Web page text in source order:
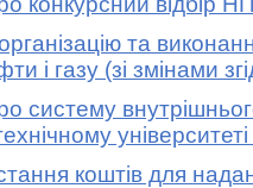
та
і газу (зі змінами
внутрішнього
коштів для